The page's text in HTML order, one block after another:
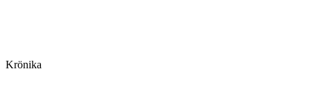
Krönika